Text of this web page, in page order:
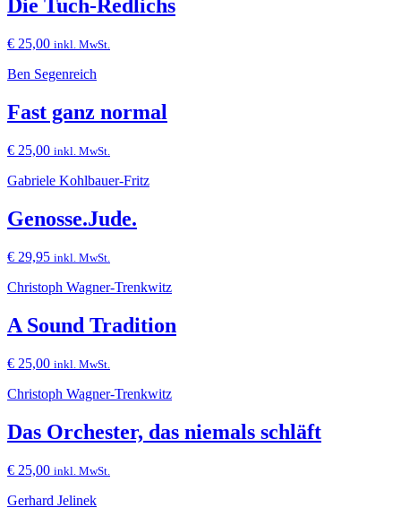
Die Tuch-Redlichs
€ 25,00 inkl. MwSt.
Ben Segenreich
Fast ganz normal
€ 25,00 inkl. MwSt.
Gabriele Kohlbauer-Fritz
Genosse.Jude.
€ 29,95 inkl. MwSt.
Christoph Wagner-Trenkwitz
A Sound Tradition
€ 25,00 inkl. MwSt.
Christoph Wagner-Trenkwitz
Das Orchester, das niemals schläft
€ 25,00 inkl. MwSt.
Gerhard Jelinek